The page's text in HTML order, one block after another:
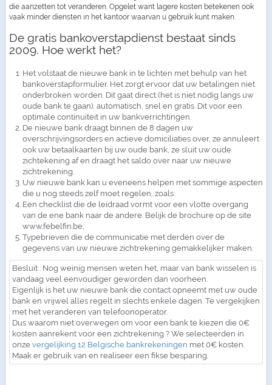
die aanzetten tot veranderen. Opgelet want lagere kosten betekenen ook
vaak minder diensten in het kantoor waarvan u gebruik kunt maken.
De gratis bankoverstapdienst bestaat sinds
2009. Hoe werkt het?
Het volstaat de nieuwe bank in te lichten met behulp van het
bankoverstapformulier. Het zorgt ervoor dat uw betalingen niet
onderbroken worden. Dit gaat direct (het is niet nodig langs uw
oude bank te gaan), automatisch, snel en gratis. Dit voor een
optimale continuïteit in uw bankverrichtingen.
De nieuwe bank draagt binnen de 8 dagen uw
overschrijvingsorders en actieve domiciliaties over, ze annuleert
ook uw betaalkaarten bij uw oude bank, ze sluit uw oude
zichtekening af en draagt het saldo over naar uw nieuwe
zichtrekening.
Uw nieuwe bank kan u eveneens helpen met sommige aspecten
die u nog steeds zelf moet regelen, zoals:
Een checklist die de leidraad vormt voor een vlotte overgang
van de ene bank naar de andere. Belijk de brochure op de site
www.febelfin.be;
Typebrieven die de communicatie met derden over de
gegevens van uw nieuwe zichtrekening gemakkelijker maken.
Besluit : Nog weinig mensen weten het, maar van bank wisselen is
vandaag veel eenvoudiger geworden dan voorheen.
Eigenlijk is het uw nieuwe bank die contact opneemt met uw oude
bank en vrijwel alles regelt in slechts enkele dagen. Te vergekijken
met het veranderen van telefoonoperator.
Dus waarom niet overwegen om voor een bank te kiezen die 0€
kosten aanrekent voor een zichtrekening ? We selecteerden in
onze vergelijking 12 Belgische bankrekeningen met 0€ kosten.
Maak er gebruik van en realiseer een fikse besparing.